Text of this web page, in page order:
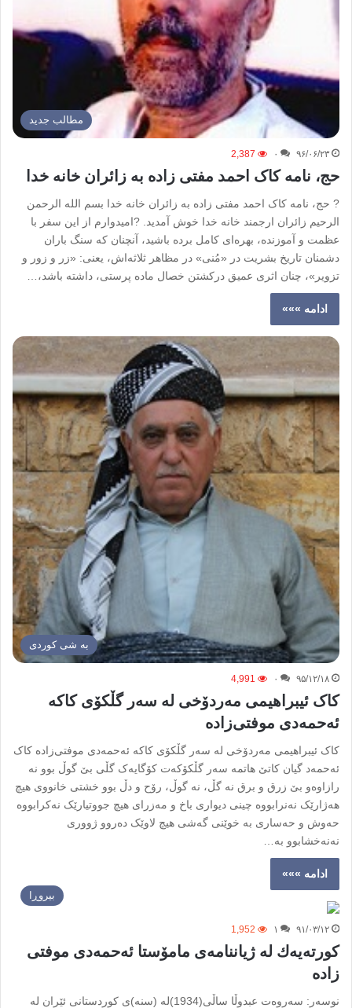
مطالب جدید
۹۶/۰۶/۲۳ ۰ 2,387
حج، نامه کاک احمد مفتی‌ زاده به زائران خانه خدا
? حج، نامه کاک احمد مفتی‌ زاده به زائران خانه خدا بسم الله الرحمن
الرحیم زائران ارجمند خانه خدا خوش آمدید. ?امیدوارم از این سفر با
عظمت و آموزنده، بهره‌ای کامل برده باشید، آنچنان که سنگ باران
دشمنان تاریخ بشریت در «مُنی» در مظاهر ثلاثه‌اش، یعنی: «زر و زور و
تزویر»، چنان اثری عمیق درکشتن خصال ماده پرستی، داشته باشد،…
ادامه »»»
به شی کوردی
۹۵/۱۲/۱۸ ۰ 4,991
کاک ئیبراهیمی مه‌ردۆخی له سه‌ر گڵکۆی کاکه
ئه‌حمه‌دی موفتی‌زادە
کاک ئیبراهیمی مه‌ردۆخی له سه‌ر گڵکۆی کاکه ئه‌حمه‌دی موفتی‌زادە کاک
ئه‌حمه‌د گیان کاتێ هاتمه سه‌ر گڵکۆکه‌ت کۆگایه‌ک گڵی بێ گوڵ بوو نه
رازاوەو بێ زرق و برق نه گڵ، نه گوڵ، رۆح و دڵ بوو خشتی خانووی هیچ
هه‌ژارێک نه‌نرابووە چینی دیواری باخ و مه‌زرای هیچ جووتیارێک نه‌کرابووە
حه‌وش و حه‌ساری به خوێنی گه‌شی هیچ لاوێک دەروو ژووری
نه‌نه‌خشابوو به…
ادامه »»»
بیروڕا
۹۱/۰۳/۱۲ ۱ 1,952
کورته‌یه‌ك لە ژیاننامه‌ی مامۆستا ئه‌حمه‌دی موفتی
زادە
نوسەر: سەروەت عبدوڵا ساڵی(1934)لە (سنە)ی کوردستانی ئێران لە